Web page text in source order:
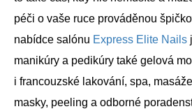
péči o vaše ruce prováděnou
nabídce salónu Express Elite Nails
manikúry a pedikúry také gelová
i francouzské lakování, spa,
masky, peeling a odborné